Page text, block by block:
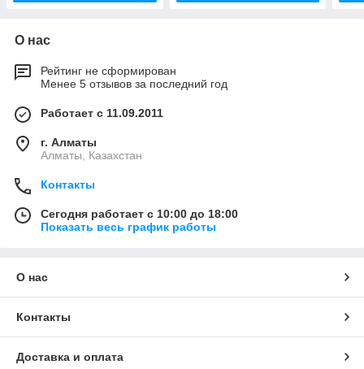
О нас
Рейтинг не сформирован
Менее 5 отзывов за последний год
Работает с 11.09.2011
г. Алматы
Алматы, Казахстан
Контакты
Сегодня работает с 10:00 до 18:00
Показать весь график работы
О нас
Контакты
Доставка и оплата